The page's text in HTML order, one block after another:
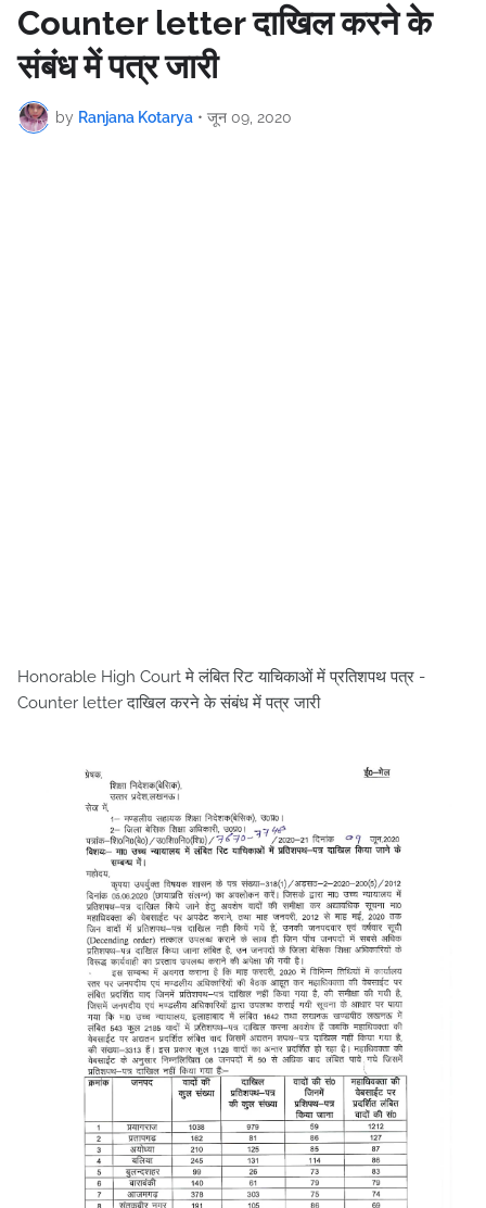
Counter letter दाखिल करने के
संबंध में पत्र जारी
by Ranjana Kotarya • जून 09, 2020
Honorable High Court मे लंबित रिट याचिकाओं में प्रतिशपथ पत्र -
Counter letter दाखिल करने के संबंध में पत्र जारी